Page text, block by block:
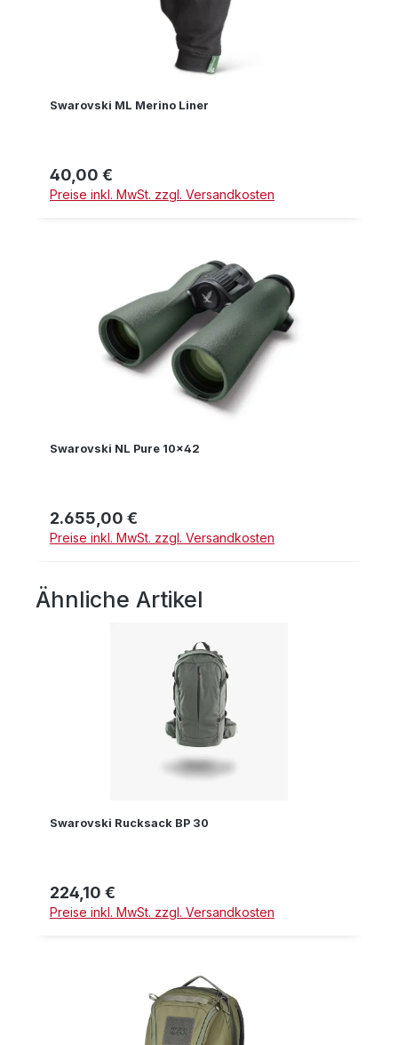
Swarovski ML Merino Liner
Regulärer Preis:
40,00 €
Preise inkl. MwSt. zzgl. Versandkosten
Swarovski NL Pure 10x42
Regulärer Preis:
2.655,00 €
Preise inkl. MwSt. zzgl. Versandkosten
Produktgalerie überspringen
Ähnliche Artikel
Swarovski Rucksack BP 30
Regulärer Preis:
224,10 €
Preise inkl. MwSt. zzgl. Versandkosten